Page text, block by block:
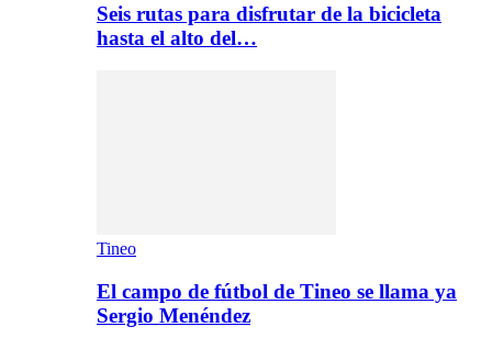
Seis rutas para disfrutar de la bicicleta
hasta el alto del…
Tineo
El campo de fútbol de Tineo se llama ya
Sergio Menéndez